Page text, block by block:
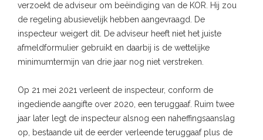
verzoekt de adviseur om beëindiging van de KOR. Hij zou
de regeling abusievelijk hebben aangevraagd. De
inspecteur weigert dit. De adviseur heeft niet het juiste
afmeldformulier gebruikt en daarbij is de wettelijke
minimumtermijn van drie jaar nog niet verstreken.
Op 21 mei 2021 verleent de inspecteur, conform de
ingediende aangifte over 2020, een teruggaaf. Ruim twee
jaar later legt de inspecteur alsnog een naheffingsaanslag
op, bestaande uit de eerder verleende teruggaaf plus de